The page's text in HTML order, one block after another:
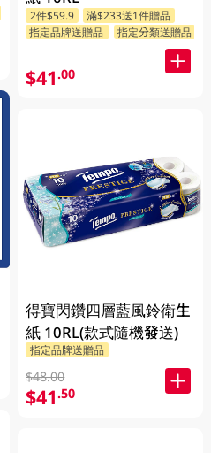
2件$59.9
滿$233送1件贈品
指定品牌送贈品
指定分類送贈品
$41.00
得寶閃鑽四層藍風鈴衛生
紙 10RL(款式隨機發送)
指定品牌送贈品
$48.00
$41.50